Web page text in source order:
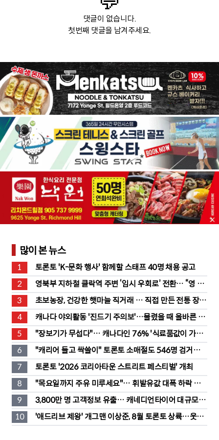
댓글이 없습니다.
첫번째 댓글을 남겨주세요.
많이 본 뉴스
1
토론토 'K-문화 행사' 함께할 스태프 40명 채용 공고
2
영북부 지하철 클락역 주변 ‘임시 우회로’ 전환… “영 스
트리트 바뀐다”
3
초보농장, 건강한 햇마늘 직거래 … 직접 만든 전통 장류
도 판매
4
캐나다 야외활동 '진드기 주의보'…물렸을 때 올바른 대
처법은?
5
"장보기가 무섭다"… 캐나다인 76% '식료품값이 가장
부담'
6
"캐리어 들고 싹쓸이" 토론토 소매절도 546명 검거…
훔친 물건 재유통
7
토론토 '2026 코리아타운 스트리트 페스티벌' 개최
8
"목요일까지 주유 미루세요"… 휘발유값 대폭 하락 예
고
9
3,800만 명 고객정보 유출… 캐네디언타이어 대규모 집
단소송 직면
10
'애드리브 제왕' 개그맨 이상준, 8월 토론토 상륙…웃음
폭탄 예고